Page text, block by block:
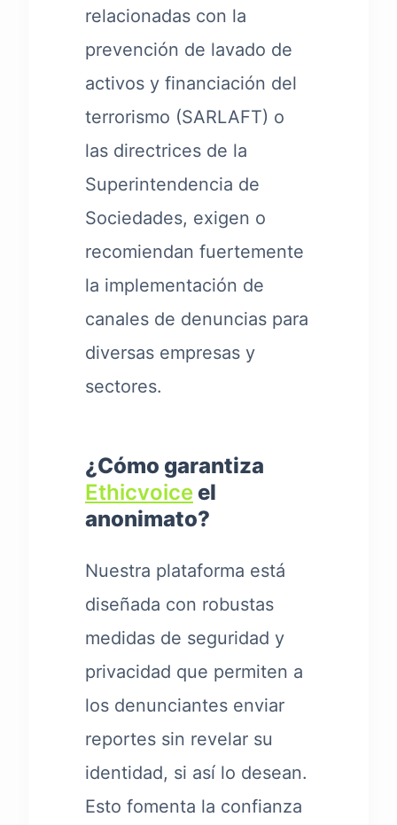
relacionadas con la
prevención de lavado de
activos y financiación del
terrorismo (SARLAFT) o
las directrices de la
Superintendencia de
Sociedades, exigen o
recomiendan fuertemente
la implementación de
canales de denuncias para
diversas empresas y
sectores.
¿Cómo garantiza
Ethicvoiceel
anonimato?
Nuestra plataforma está
diseñada con robustas
medidas de seguridad y
privacidad que permiten a
los denunciantes enviar
reportes sin revelar su
identidad, si así lo desean.
Esto fomenta la confianza